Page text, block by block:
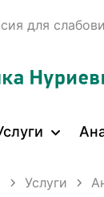
для
Услуги